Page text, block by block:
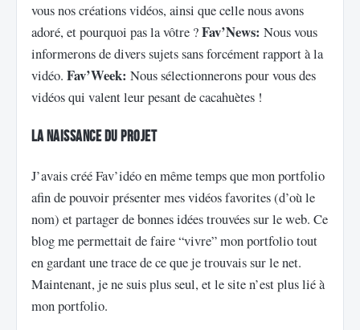
vous nos créations vidéos, ainsi que celle nous avons
adoré, et pourquoi pas la vôtre ?Fav’News: Nous vous
informerons de divers sujets sans forcément rapport à la
vidéo. Fav’Week: Nous sélectionnerons pour vous des
vidéos qui valent leur pesant de cacahuètes !
La naissance du projet
J’avais créé Fav’idéo en même temps que mon portfolio
afin de pouvoir présenter mes vidéos favorites (d’où le
nom) et partager de bonnes idées trouvées sur le web. Ce
blog me permettait de faire “vivre” mon portfolio tout
en gardant une trace de ce que je trouvais sur le net.
Maintenant, je ne suis plus seul, et le site n’est plus lié à
mon portfolio.